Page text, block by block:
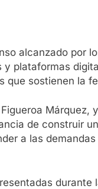
alcanzado por
plataformas
que sostienen la
Márquez,
de construir
a las
durante